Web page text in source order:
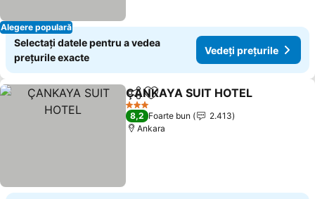
Alegere populară
Selectați datele pentru a vedea
prețurile exacte
Vedeți prețurile
DistribuițiAdăugaţi la favorite
ÇANKAYA SUIT HOTEL
3 Stele
8,2 Foarte bun
2.413
Ankara